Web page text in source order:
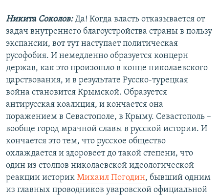
Никита Соколов:Да! Когда власть отказывается от
задач внутреннего благоустройства страны в пользу
экспансии, вот тут наступает политическая
русофобия. И немедленно образуется концерн
держав, как это произошло в конце николаевского
царствования, и в результате Русско-турецкая
война становится Крымской. Образуется
антирусская коалиция, и кончается она
поражением в Севастополе, в Крыму. Севастополь –
вообще город мрачной славы в русской истории. И
кончается это тем, что русское общество
охлаждается и здоровеет до такой степени, что
один из столпов николаевской идеологической
реакции историк Михаил Погодин, бывший одним
из главных проводников уваровской официальной